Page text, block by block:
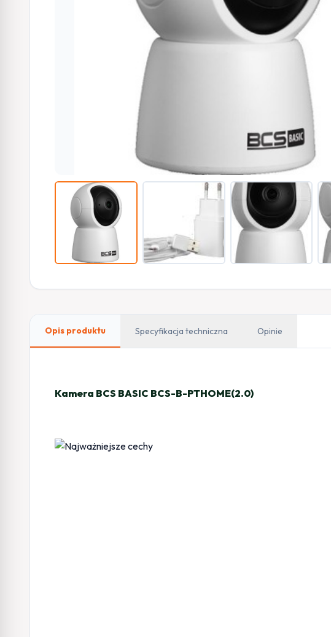
Opis produktu Specyfikacja techniczna Opinie
Kamera BCS BASIC BCS-B-PTHOME(2.0)